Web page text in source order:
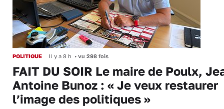
POLITIQUE Il y a 8 h • vu 298 fois
FAIT DU SOIR Le maire de Poulx,
Antoine Bunoz : « Je veux restaurer
l’image des politiques »